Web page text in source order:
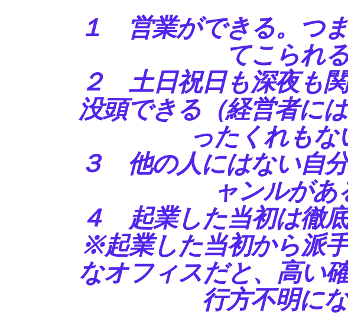
１ 営業ができる。つ
てこられ
２ 土日祝日も深夜も
没頭できる（経営者に
ったくれもな
３ 他の人にはない自
ャンルがあ
４ 起業した当初は徹
※起業した当初から派
なオフィスだと、高い
行方不明に